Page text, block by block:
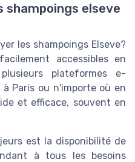
shampoings elseve
les shampoings Elseve?
accessibles en
plateformes e-
à Paris ou n'importe où en
et efficace, souvent en
est la disponibilité de
à tous les besoins